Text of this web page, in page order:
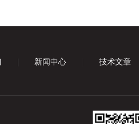
新闻中心 技术文章